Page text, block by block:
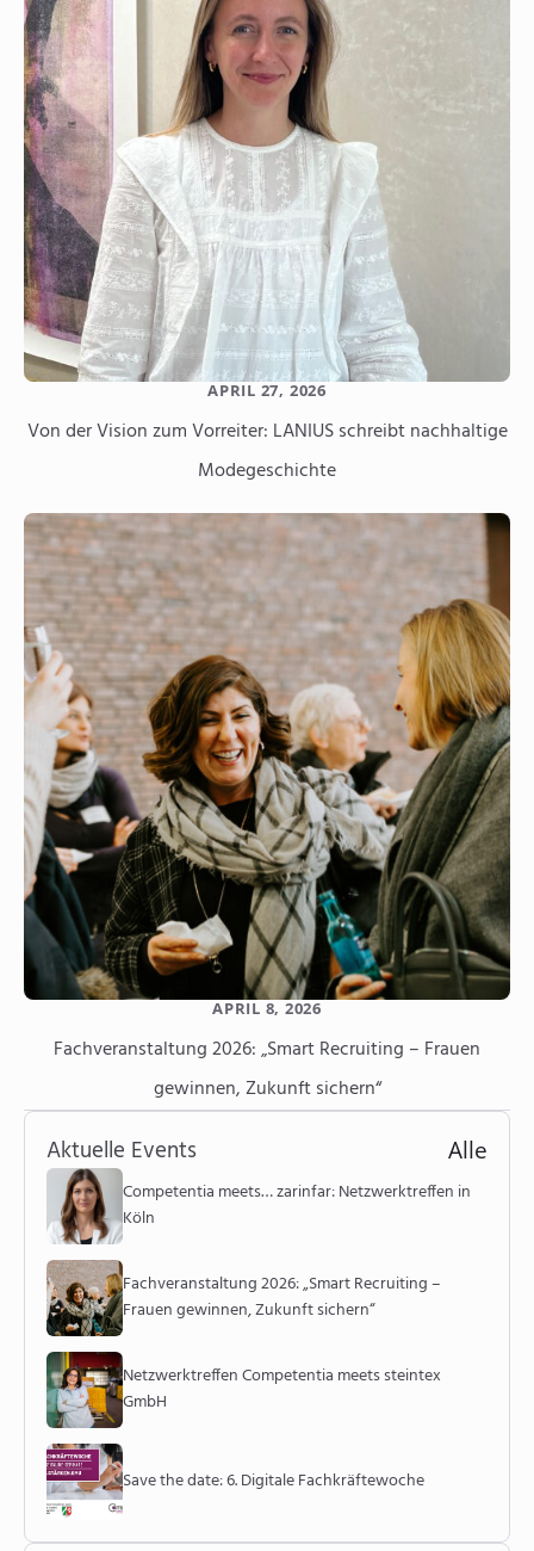
Von der Vision zum Vorreiter: LANIUS schreibt nachhaltige
Modegeschichte
APRIL 27, 2026
Fachveranstaltung 2026: „Smart Recruiting – Frauen
gewinnen, Zukunft sichern“
APRIL 8, 2026
Aktuelle Events Alle
Competentia meets… zarinfar: Netzwerktreffen in
Köln
Fachveranstaltung 2026: „Smart Recruiting –
Frauen gewinnen, Zukunft sichern“
Netzwerktreffen Competentia meets steintex
GmbH
Save the date: 6. Digitale Fachkräftewoche